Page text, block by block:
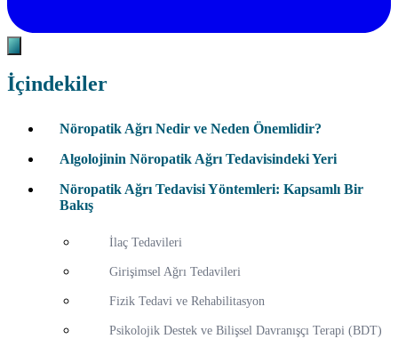
İçindekiler
Nöropatik Ağrı Nedir ve Neden Önemlidir?
Algolojinin Nöropatik Ağrı Tedavisindeki Yeri
Nöropatik Ağrı Tedavisi Yöntemleri: Kapsamlı Bir
Bakış
İlaç Tedavileri
Girişimsel Ağrı Tedavileri
Fizik Tedavi ve Rehabilitasyon
Psikolojik Destek ve Bilişsel Davranışçı Terapi (BDT)